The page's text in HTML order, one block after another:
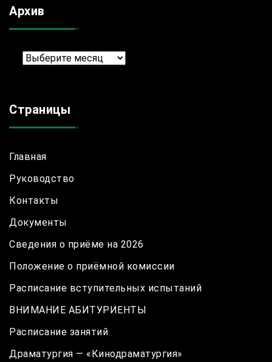
Архив
Архив
Страницы
Главная
Руководство
Контакты
Документы
Сведения о приёме на 2026
Положение о приёмной комиссии
Расписание вступительных испытаний
ВНИМАНИЕ АБИТУРИЕНТЫ
Расписание занятий
Драматургия — «Кинодраматургия»